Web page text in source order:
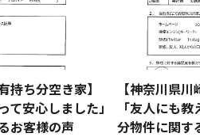
持ち分空き家】
て安心しました」
お客様の声
【神奈川県
「友人にも
分物件に関す